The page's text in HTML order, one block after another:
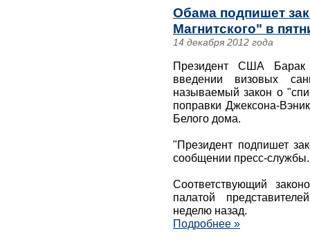
Обама подпишет
Магнитского" в
14 декабря 2012 года
Президент США Барак
введении визовых
называемый закон о
поправки Джексона-
Белого дома.
"Президент подпишет
сообщении пресс-службы.
Соответствующий
палатой
неделю назад.
Подробнее »